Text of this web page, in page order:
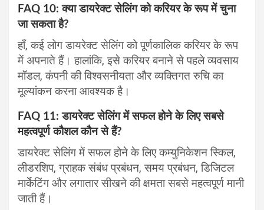
FAQ 10: क्या डायरेक्ट सेलिंग को करियर के रूप में चुना
जा सकता है?
हाँ, कई लोग डायरेक्ट सेलिंग को पूर्णकालिक करियर के रूप
में अपनाते हैं। हालांकि, इसे करियर बनाने से पहले व्यवसाय
मॉडल, कंपनी की विश्वसनीयता और व्यक्तिगत रुचि का
मूल्यांकन करना आवश्यक है।
FAQ 11: डायरेक्ट सेलिंग में सफल होने के लिए सबसे
महत्वपूर्ण कौशल कौन से हैं?
डायरेक्ट सेलिंग में सफल होने के लिए कम्युनिकेशन स्किल,
लीडरशिप, ग्राहक संबंध प्रबंधन, समय प्रबंधन, डिजिटल
मार्केटिंग और लगातार सीखने की क्षमता सबसे महत्वपूर्ण मानी
जाती हैं।